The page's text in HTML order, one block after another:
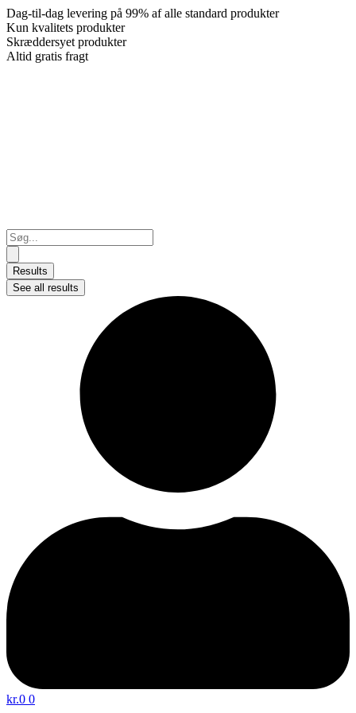
Dag-til-dag levering på 99% af alle standard produkter
Kun kvalitets produkter
Skræddersyet produkter
Altid gratis fragt
Search
...
Results
See all results
kr.0 0